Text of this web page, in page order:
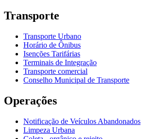
Transporte
Transporte Urbano
Horário de Ônibus
Isenções Tarifárias
Terminais de Integração
Transporte comercial
Conselho Municipal de Transporte
Operações
Notificação de Veículos Abandonados
Limpeza Urbana